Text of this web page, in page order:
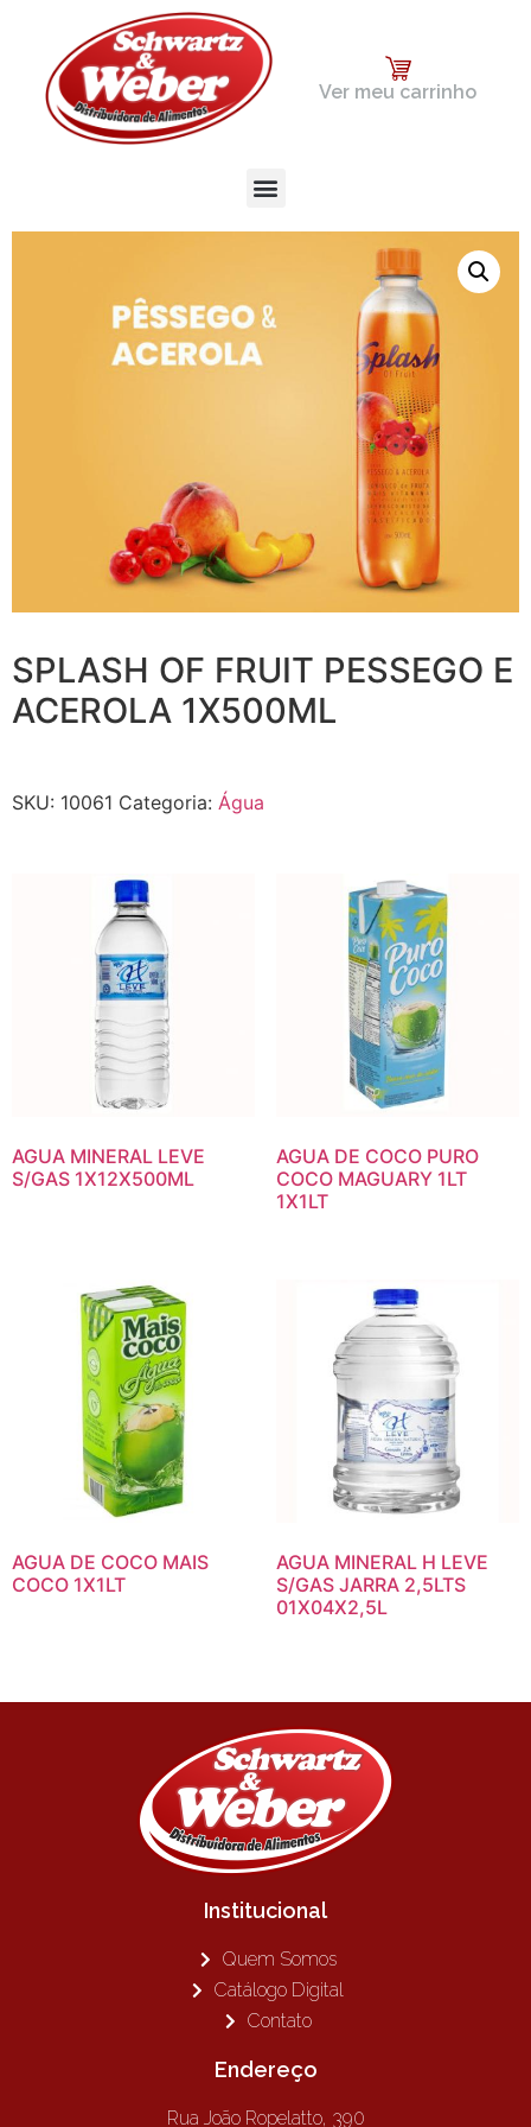
Ver meu carrinho
SPLASH OF FRUIT PESSEGO E
ACEROLA 1X500ML
SKU: 10061 Categoria: Água
AGUA MINERAL LEVE
S/GAS 1X12X500ML
AGUA DE COCO PURO
COCO MAGUARY 1LT
1X1LT
AGUA DE COCO MAIS
COCO 1X1LT
AGUA MINERAL H LEVE
S/GAS JARRA 2,5LTS
01X04X2,5L
Institucional
Quem Somos
Catálogo Digital
Contato
Endereço
Rua João Ropelatto, 390